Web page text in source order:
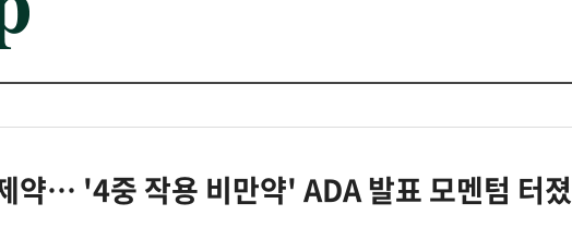
약… '4중 작용 비만약' ADA 발표 모멘텀 터졌